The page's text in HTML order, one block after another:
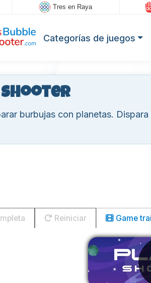
Tres en Raya
Categorías de juegos
burbujas con planetas.
Reiniciar Game